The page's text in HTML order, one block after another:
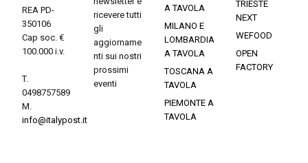
REA PD-
350106
Cap soc. €
100.000 i.v.
T.
0498757589
M.
info@italypost.it
ricevere tutti
gli
aggiorname
nti sui nostri
prossimi
eventi
A TAVOLA
MILANO E
LOMBARDIA
A TAVOLA
TOSCANA A
TAVOLA
PIEMONTE A
TAVOLA
TRIESTE
NEXT
WEFOOD
OPEN
FACTORY